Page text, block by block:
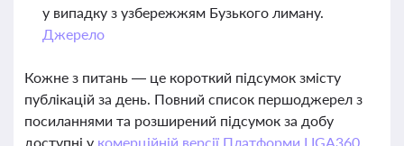
у випадку з узбережжям Бузького лиману.
Джерело
Кожне з питань — це короткий підсумок змісту
публікацій за день. Повний список першоджерел з
посиланнями та розширений підсумок за добу
доступні у комерційній версії Платформи LIGA360.